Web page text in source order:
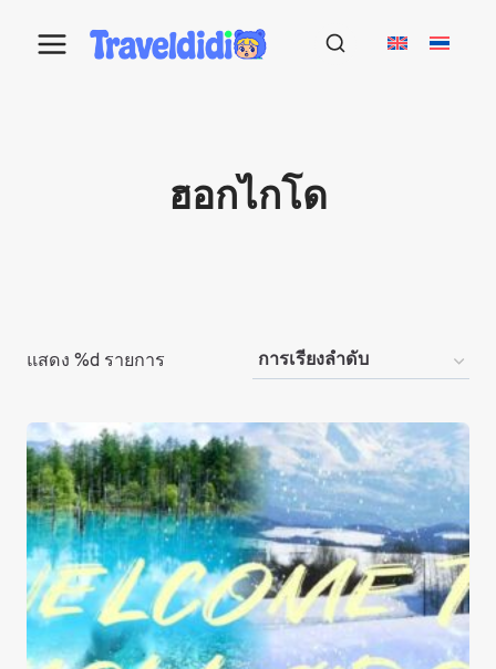
ฮอกไกโด
แสดง %d รายการ